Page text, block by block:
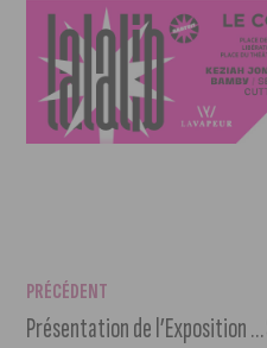
PRÉCÉDENT
Présentation de l’Exposition universelle « France 2025 » à Dijon